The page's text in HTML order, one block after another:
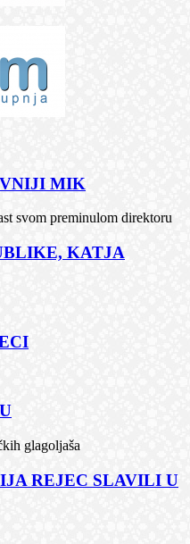
MIK
svom preminulom direktoru
KATJA
glagoljaša
REJEC SLAVILI U